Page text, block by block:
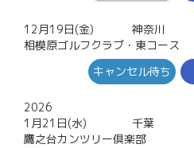
12月19日(金)
神奈川
相模原ゴルフクラブ・東コース
キャンセル待ち
2026
1月21日(水)
千葉
鷹之台カンツリー倶楽部